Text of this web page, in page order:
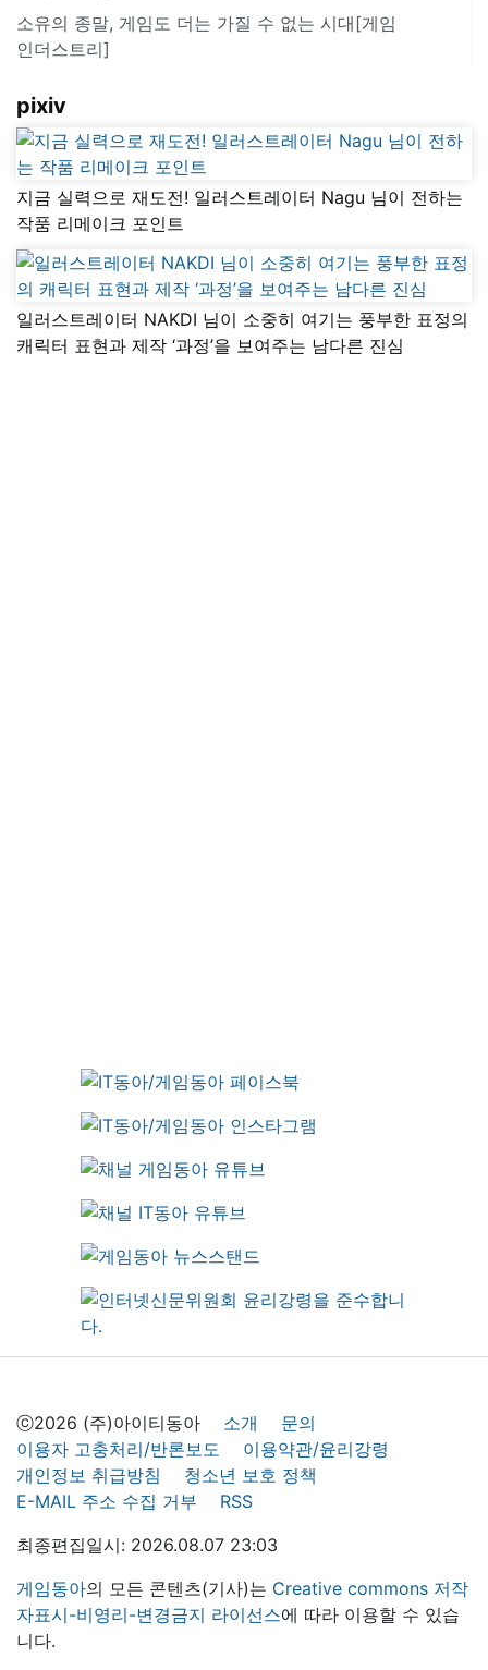
소유의 종말, 게임도 더는 가질 수 없는 시대[게임
인더스트리]
pixiv
지금 실력으로 재도전! 일러스트레이터 Nagu 님이 전하는
작품 리메이크 포인트
일러스트레이터 NAKDI 님이 소중히 여기는 풍부한 표정의
캐릭터 표현과 제작 ‘과정’을 보여주는 남다른 진심
ⓒ2026 (주)아이티동아 소개
문의
이용자 고충처리/반론보도
이용약관/윤리강령
개인정보 취급방침
청소년 보호 정책
E-MAIL 주소 수집 거부
RSS
최종편집일시: 2026.08.07 23:03
게임동아의 모든 콘텐츠(기사)는 Creative commons 저작
자표시-비영리-변경금지 라이선스에 따라 이용할 수 있습
니다.